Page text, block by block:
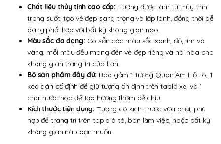
Chất liệu thủy tinh cao cấp: Tượng được làm từ thủy tinh
trong suốt, tạo vẻ đẹp sang trọng và lấp lánh, đồng thời dễ
dàng phối hợp với bất kỳ không gian nào.
Màu sắc đa dạng: Có sẵn các màu sắc xanh, đỏ, tím và
vàng, mỗi màu đều mang đến vẻ đẹp riêng và hài hòa cho
không gian trang trí của bạn.
Bộ sản phẩm đầy đủ: Bao gồm 1 tượng Quan Âm Hồ Lô, 1
keo dán cố định để giữ tượng ổn định trên taplo xe, và 1
chai nước hoa để tạo hương thơm dễ chịu.
Kích thước tiện dụng: Tượng có kích thước vừa phải, phù
hợp để trang trí trên taplo ô tô, bàn làm việc, hoặc bất kỳ
không gian nào bạn muốn.